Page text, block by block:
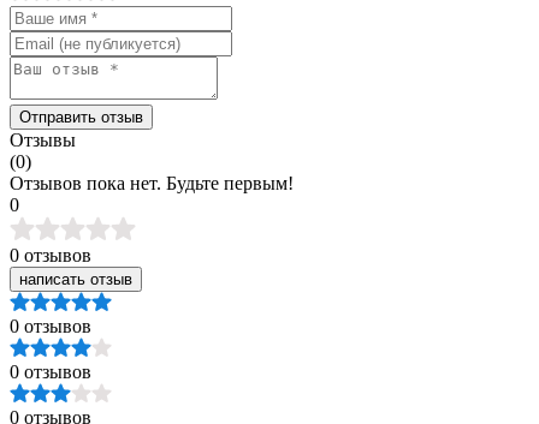
Отправить отзыв
Отзывы
(0)
Отзывов пока нет. Будьте первым!
0
0 отзывов
написать отзыв
0 отзывов
0 отзывов
0 отзывов